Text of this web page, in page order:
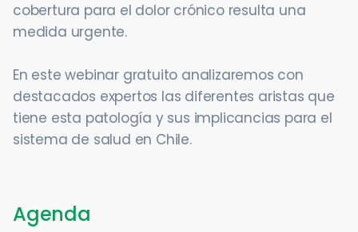
cobertura para el dolor crónico resulta una
medida urgente.
En este webinar gratuito analizaremos con
destacados expertos las diferentes aristas que
tiene esta patología y sus implicancias para el
sistema de salud en Chile.
Agenda